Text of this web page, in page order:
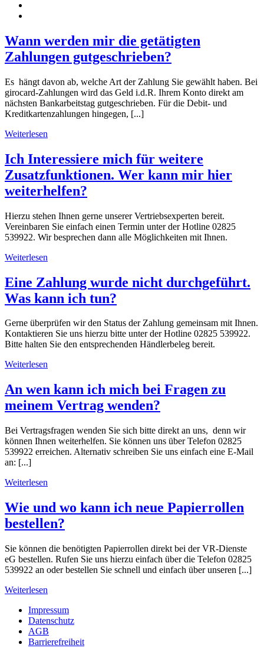
Wann werden mir die getätigten
Zahlungen gutgeschrieben?
Es hängt davon ab, welche Art der Zahlung Sie gewählt haben. Bei
girocard-Zahlungen wird das Geld i.d.R. Ihrem Konto direkt am
nächsten Bankarbeitstag gutgeschrieben. Für die Debit- und
Kreditkartenzahlungen hingegen, [...]
Weiterlesen
Ich Interessiere mich für weitere
Zusatzfunktionen. Wer kann mir hier
weiterhelfen?
Hierzu stehen Ihnen gerne unserer Vertriebsexperten bereit.
Vereinbaren Sie einfach einen Termin unter der Hotline 02825
539922. Wir besprechen dann alle Möglichkeiten mit Ihnen.
Weiterlesen
Eine Zahlung wurde nicht durchgeführt.
Was kann ich tun?
Gerne überprüfen wir den Status der Zahlung gemeinsam mit Ihnen.
Kontaktieren Sie uns hierzu bitte unter der Hotline 02825 539922.
Bitte halten Sie den entsprechenden Händlerbeleg bereit.
Weiterlesen
An wen kann ich mich bei Fragen zu
meinem Vertrag wenden?
Bei Vertragsfragen wenden Sie sich bitte direkt an uns, denn wir
können Ihnen weiterhelfen. Sie können uns über Telefon 02825
539922 erreichen. Alternativ schreiben Sie uns einfach eine E-Mail
an: [...]
Weiterlesen
Wie und wo kann ich neue Papierrollen
bestellen?
Sie können die benötigten Papierrollen direkt bei der VR-Dienste
eG bestellen. Rufen Sie uns hierzu einfach über die Telefon 02825
539922 an oder bestellen Sie schnell und einfach über unseren [...]
Weiterlesen
Impressum
Datenschutz
AGB
Barrierefreiheit